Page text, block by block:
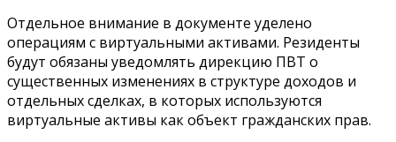
Отдельное внимание в документе уделено
операциям с виртуальными активами. Резиденты
будут обязаны уведомлять дирекцию ПВТ о
существенных изменениях в структуре доходов и
отдельных сделках, в которых используются
виртуальные активы как объект гражданских прав.